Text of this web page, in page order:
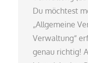
Du möchtest
„Allgemeine
Verwaltung“
genau richtig!